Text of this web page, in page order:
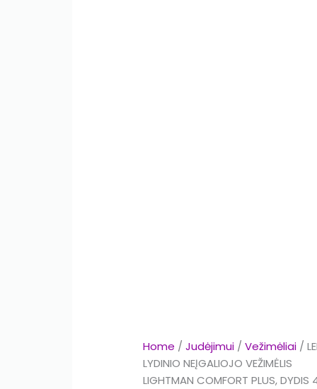
Home /Judėjimui /Vežimėliai /
LYDINIO NEĮGALIOJO VEŽIMĖLIS
LIGHTMAN COMFORT PLUS, DYDIS